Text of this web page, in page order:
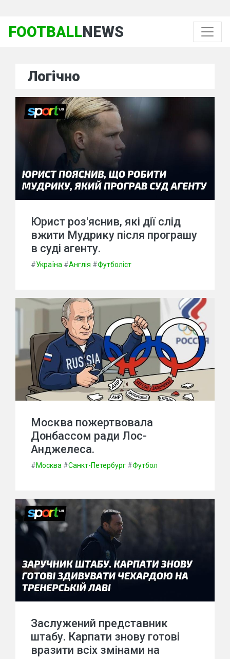
FOOTBALLNEWS
Логічно
Юрист роз'яснив, які дії слід
вжити Мудрику після програшу
в суді агенту.
#Україна #Англія #Футболіст
Москва пожертвовала
Донбассом ради Лос-
Анджелеса.
#Москва #Санкт-Петербург #Футбол
Заслужений представник
штабу. Карпати знову готові
вразити всіх змінами на